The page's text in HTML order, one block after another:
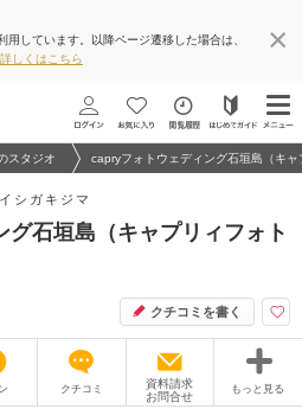
しています。以降ページ遷移した場合は、
詳しくはこちら
ホーム
スタジオ capryフォトウェディング石垣島（キ
シガキジマ
石垣島（キャプリィフォト
クチコミを書く
クチコミ
資料請求
お問合せ
もっと見る
地図アプリで見る